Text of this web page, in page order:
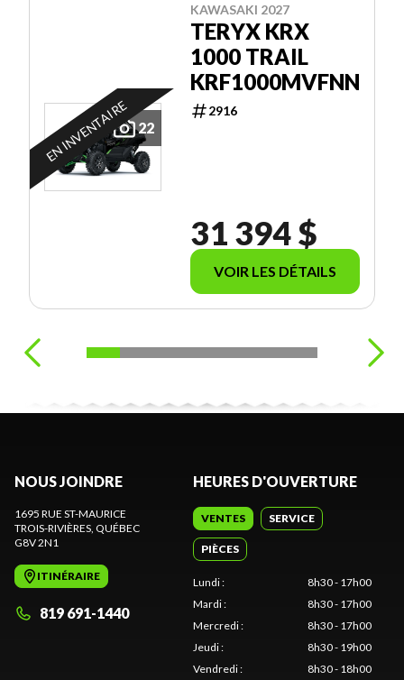
22
EN INVENTAIRE
KAWASAKI 2027
TERYX KRX
1000 TRAIL
KRF1000MVFNN
2916
31 394 $
VOIR LES DÉTAILS
NOUS JOINDRE
1695 RUE ST-MAURICE
TROIS-RIVIÈRES , QUÉBEC
G8V 2N1
ITINÉRAIRE
819 691-1440
HEURES D'OUVERTURE
VENTES SERVICE
PIÈCES
Lundi:
8h30 - 17h00
Mardi:
8h30 - 17h00
Mercredi:
8h30 - 17h00
Jeudi:
8h30 - 19h00
Vendredi: 8h30 - 18h00